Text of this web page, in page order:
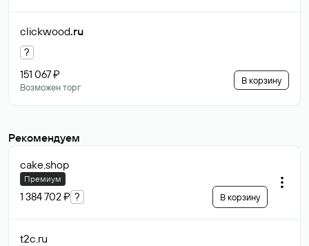
clickwood.ru
?
151 067 ₽
Возможен торг
В корзину
Рекомендуем
cake.shop
Премиум
1 384 702 ₽ ? В корзину
t2c.ru